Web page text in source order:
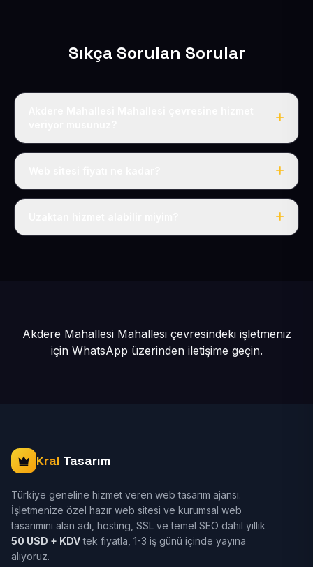
Sıkça Sorulan Sorular
Evet, Akdere Mahallesi dahil tüm Tomarza ve Tomarza
Tek fiyat: yılda 50 USD + KDV, her şey dahil.
Akdere Mahallesi Mahallesi çevresindeki işletmeniz
için WhatsApp üzerinden iletişime geçin.
Kral Tasarım
Türkiye geneline hizmet veren web tasarım ajansı.
İşletmenize özel hazır web sitesi ve kurumsal web
tasarımını alan adı, hosting, SSL ve temel SEO dahil yıllık
50 USD + KDVtek fiyatla, 1-3 iş günü içinde yayına
alıyoruz.